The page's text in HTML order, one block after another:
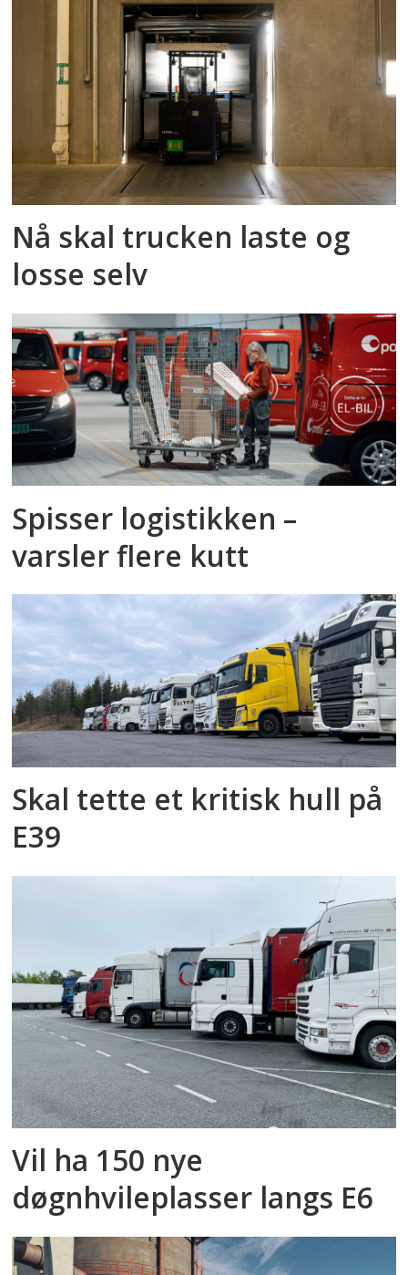
Nå skal trucken laste og
losse selv
Spisser logistikken –
varsler flere kutt
Skal tette et kritisk hull på
E39
Vil ha 150 nye
døgnhvileplasser langs E6